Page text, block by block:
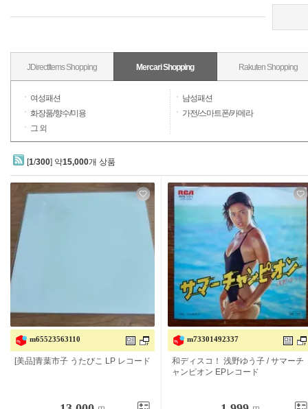
JDirectItems Shopping Mercari Shopping Rakuten Shopping
여성패션
남성패션
화장품/향수/미용
가전/스마트폰/카메라
그 외
[1/300] 약15,000개 상품
m65523563110
[미품]아오바 이치코 우타비코 LP 레
m73301492337
일본 디스코! 아사노 유코 / 여름 챔피
언 EP 레코드